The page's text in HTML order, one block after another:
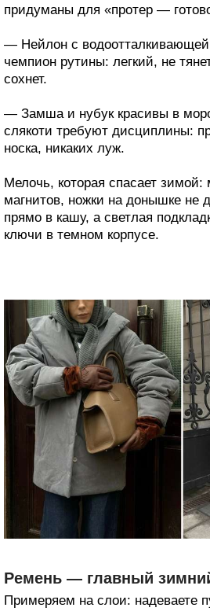
придуманы для «протер —
— Нейлон с
чемпион рутины: легкий, не
сохнет.
— Замша и нубук красивы в
слякоти требуют дисциплины:
носка, никаких луж.
Мелочь, которая спасает
магнитов, ножки на донышке не
прямо в кашу, а светлая
ключи в темном корпусе.
Ремень — главный
Примеряем на слои: надеваете